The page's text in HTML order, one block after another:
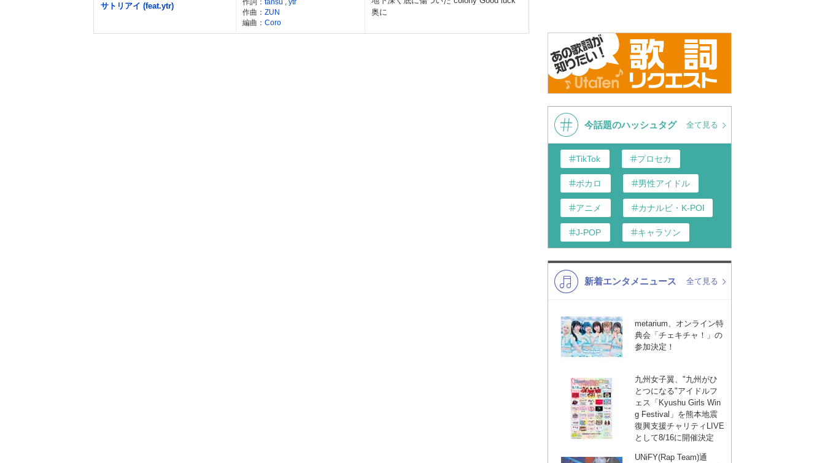
サトリアイ (feat.ytr)
作曲： ZUN
編曲： Coro
奥に
今話題のハッシュタグ 全て見る
TikTok プロセカ
ボカロ 男性アイドル
アニメ カナルビ・K-POP和訳
J-POP キャラソン
K-POP 洋楽
VTuber ジャニーズ
新着エンタメニュース 全て見る
metarium、オンライン特
典会「チェキチャ！」の
参加決定！
九州女子翼、"九州がひ
とつになる"アイドルフ
ェス「Kyushu Girls Win
g Festival」を熊本地震
復興支援チャリティLIVE
として8/16に開催決定
UNiFY(Rap Team)通